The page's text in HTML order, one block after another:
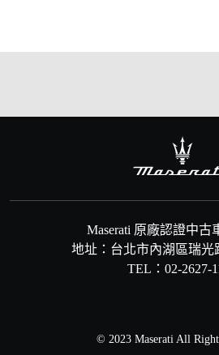
Maserati 原廠認證中古
地址：台北市內湖區瑞光
TEL：02-2627-
© 2023 Maserati All